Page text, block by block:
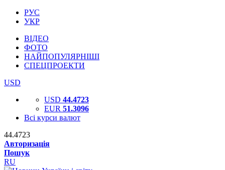
РУС
УКР
ВІДЕО
ФОТО
НАЙПОПУЛЯРНІШІ
СПЕЦПРОЕКТИ
USD
USD 44.4723
EUR 51.3096
Всі курси валют
44.4723
Авторизація
Пошук
RU